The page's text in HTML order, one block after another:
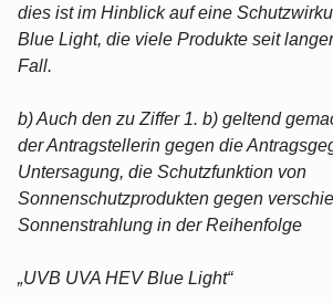
dies ist im Hinblick auf eine
Blue Light, die viele Produkte seit
Fall.
b) Auch den zu Ziffer 1. b) geltend
der Antragstellerin gegen die
Untersagung, die Schutzfunktion von
Sonnenschutzprodukten gegen
Sonnenstrahlung in der Reihenfolge
„UVB UVA HEV Blue Light“